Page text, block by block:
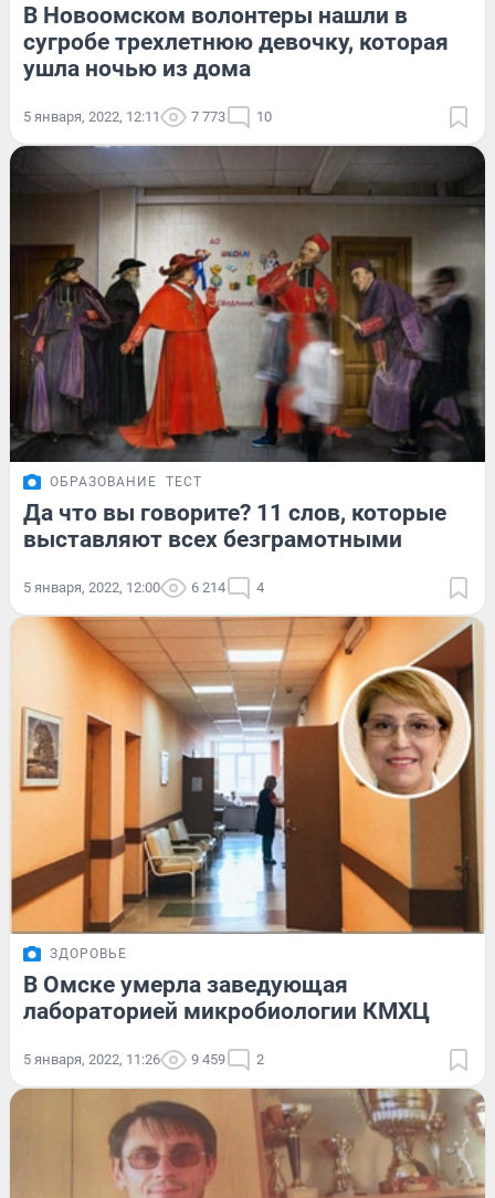
В Новоомском волонтеры нашли в
сугробе трехлетнюю девочку, которая
ушла ночью из дома
5 января, 2022, 12:11 7 773 10
ОБРАЗОВАНИЕ ТЕСТ
Да что вы говорите? 11 слов, которые
выставляют всех безграмотными
5 января, 2022, 12:00 6 214 4
ЗДОРОВЬЕ
В Омске умерла заведующая
лабораторией микробиологии КМХЦ
5 января, 2022, 11:26 9 459 2